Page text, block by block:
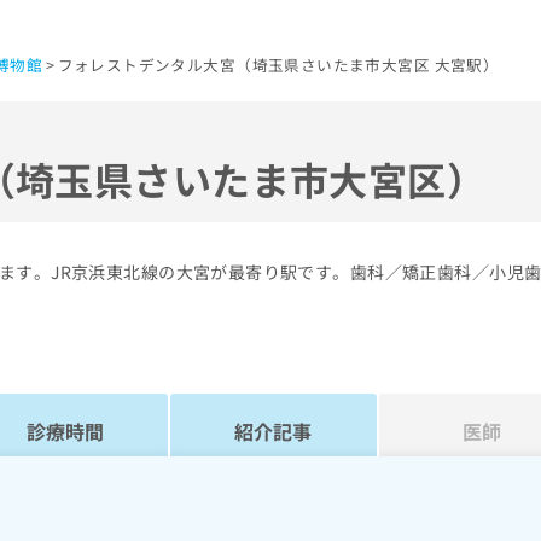
物館 フォレストデンタル大宮（埼玉県さいたま市大宮区 大宮駅）
玉県さいたま市大宮区）
す。JR京浜東北線の大宮が最寄り駅です。歯科／矯正歯科／小児
診療時間 紹介記事 医師